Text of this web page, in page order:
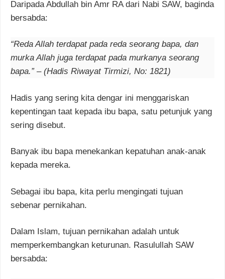
Daripada Abdullah bin Amr RA dari Nabi SAW, baginda
bersabda:
“Reda Allah terdapat pada reda seorang bapa, dan
murka Allah juga terdapat pada murkanya seorang
bapa.” – (Hadis Riwayat Tirmizi, No: 1821)
Hadis yang sering kita dengar ini menggariskan
kepentingan taat kepada ibu bapa, satu petunjuk yang
sering disebut.
Banyak ibu bapa menekankan kepatuhan anak-anak
kepada mereka.
Sebagai ibu bapa, kita perlu mengingati tujuan
sebenar pernikahan.
Dalam Islam, tujuan pernikahan adalah untuk
memperkembangkan keturunan. Rasulullah SAW
bersabda: